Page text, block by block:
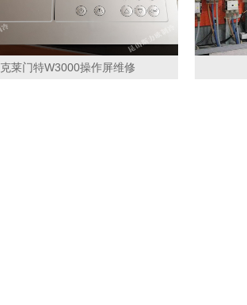
克莱门特W3000操作屏维修